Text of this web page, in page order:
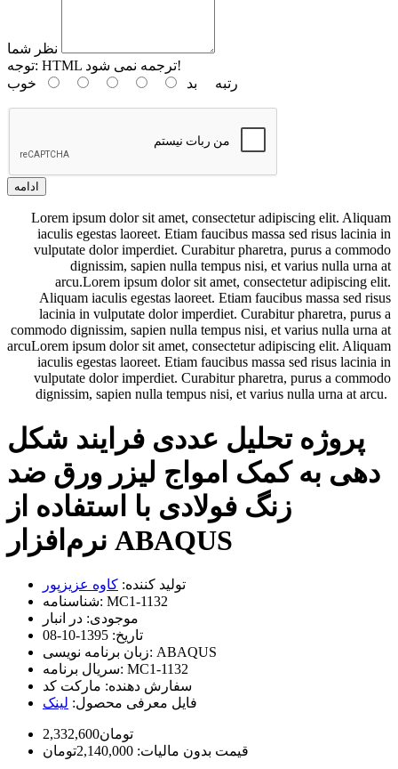
نظر شما
توجه:
HTML ترجمه نمی شود!
رتبه بد خوب
ادامه
Lorem ipsum dolor sit amet, consectetur adipiscing elit. Aliquam
iaculis egestas laoreet. Etiam faucibus massa sed risus lacinia in
vulputate dolor imperdiet. Curabitur pharetra, purus a commodo
dignissim, sapien nulla tempus nisi, et varius nulla urna at
arcu.Lorem ipsum dolor sit amet, consectetur adipiscing elit.
Aliquam iaculis egestas laoreet. Etiam faucibus massa sed risus
lacinia in vulputate dolor imperdiet. Curabitur pharetra, purus a
commodo dignissim, sapien nulla tempus nisi, et varius nulla urna at
arcuLorem ipsum dolor sit amet, consectetur adipiscing elit. Aliquam
iaculis egestas laoreet. Etiam faucibus massa sed risus lacinia in
vulputate dolor imperdiet. Curabitur pharetra, purus a commodo
dignissim, sapien nulla tempus nisi, et varius nulla urna at arcu.
پروژه تحلیل عددی فرایند شکل
دهی به کمک امواج لیزر ورق ضد
زنگ فولادی با استفاده از
نرم‌افزار ABAQUS
تولید کننده: کاوه عزیزپور
شناسنامه: MC1-1132
موجودی: در انبار
تاریخ: 1395-10-08
زبان برنامه نویسی: ABAQUS
سریال برنامه: MC1-1132
سفارش دهنده: مارکت کد
فایل معرفی محصول: لینک
2,332,600تومان
قیمت بدون مالیات: 2,140,000تومان